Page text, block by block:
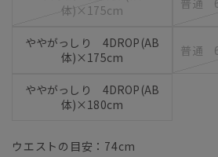
体)×175cm
ややがっしり 4DROP(AB
体)×175cm
普通
ややがっしり 4DROP(AB
体)×180cm
ウエストの目安： 74cm